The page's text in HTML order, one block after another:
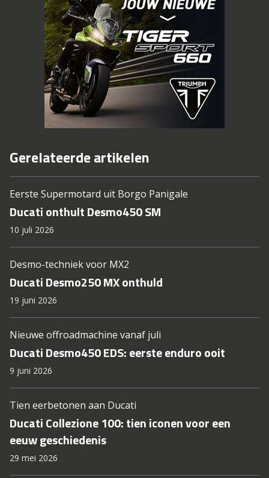
Gerelateerde artikelen
Eerste Supermotard uit Borgo Panigale
Ducati onthult Desmo450 SM
10 juli 2026
Desmo-techniek voor MX2
Ducati Desmo250 MX onthuld
19 juni 2026
Nieuwe offroadmachine vanaf juli
Ducati Desmo450 EDS: eerste enduro ooit
9 juni 2026
Tien eerbetonen aan Ducati
Ducati Collezione 100: tien iconen voor een
eeuw geschiedenis
29 mei 2026